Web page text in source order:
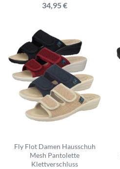
34,95 €
Fly Flot Damen Hausschuh
Mesh Pantolette
Klettverschluss